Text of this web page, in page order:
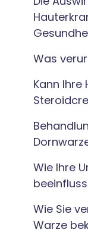
Was
Kann
Wie Ihre
Wie Sie
Warze